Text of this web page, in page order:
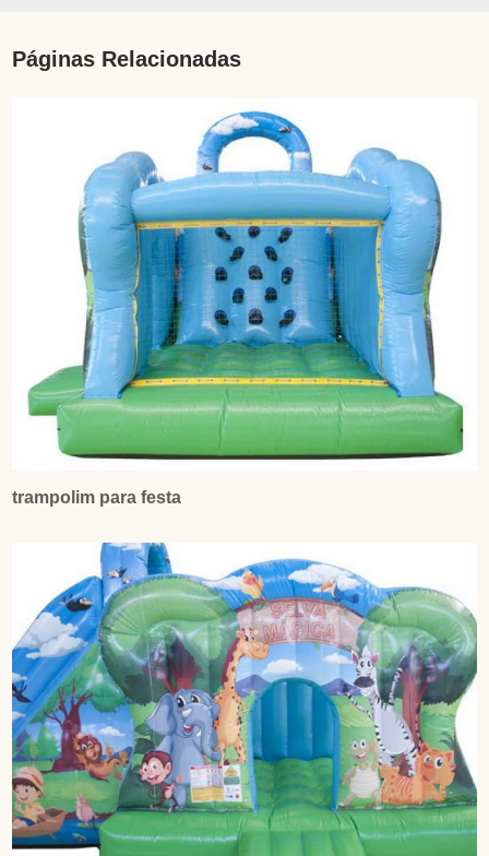
Páginas Relacionadas
trampolim para festa